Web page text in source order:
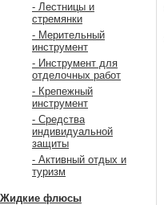
- Лестницы и
стремянки
- Мерительный
инструмент
- Инструмент для
отделочных работ
- Крепежный
инструмент
- Средства
индивидуальной
защиты
- Активный отдых и
туризм
Жидкие флюсы